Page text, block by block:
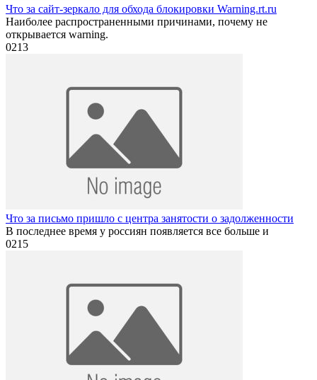
Что за сайт-зеркало для обхода блокировки Warning.rt.ru
Наиболее распространенными причинами, почему не
открывается warning.
0213
Что за письмо пришло с центра занятости о задолженности
В последнее время у россиян появляется все больше и
0215